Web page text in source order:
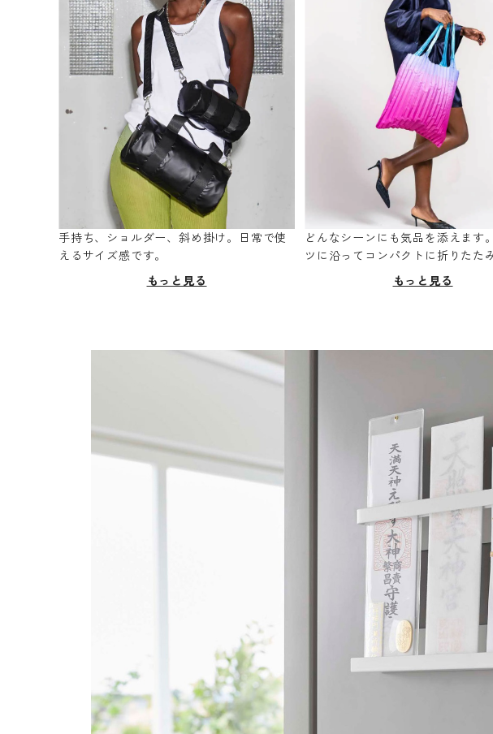
手持ち、ショルダー、斜め掛け。日常で使
えるサイズ感です。
もっと見る
どんなシーンにも気品を添えます
ツに沿ってコンパクトに折りたたみ
もっと見る